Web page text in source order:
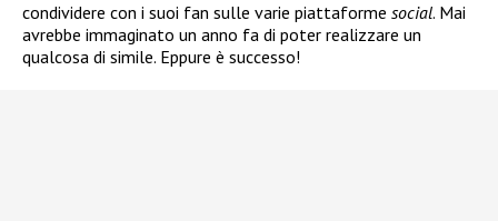
condividere con i suoi fan sulle varie piattaforme social. Mai
avrebbe immaginato un anno fa di poter realizzare un
qualcosa di simile. Eppure è successo!